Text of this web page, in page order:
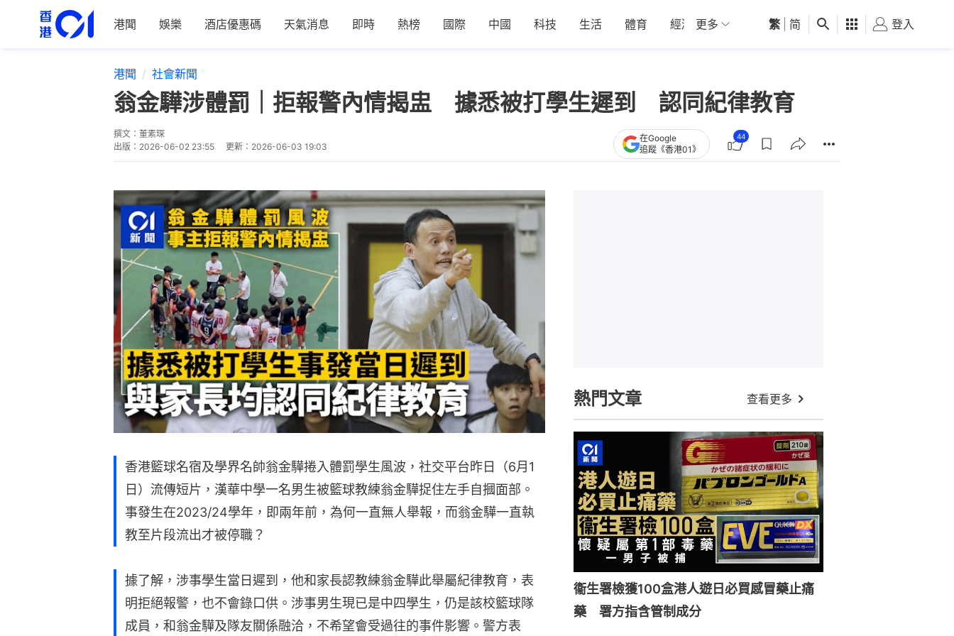
港聞 娛樂 酒店優惠碼 天氣消息 即時 熱榜 國際 中國 科技 生活 體育 經濟 01深圳 觀點 健康 好食玩飛
更多 繁 简 登入
港聞 社會新聞
翁金驊涉體罰｜拒報警內情揭盅 據悉被打學生遲到 認同紀律教育
撰文： 董素琛
出版： 2026-06-02 23:55 更新： 2026-06-03 19:03
在Google
追蹤《香港01》
44
香港籃球名宿及學界名帥翁金驊捲入體罰學生風波，社交平台昨日（6月1
日）流傳短片，漢華中學一名男生被籃球教練翁金驊捉住左手自摑面部。
事發生在2023/24學年，即兩年前，為何一直無人舉報，而翁金驊一直執
教至片段流出才被停職？
據了解，涉事學生當日遲到，他和家長認教練翁金驊此舉屬紀律教育，表
明拒絕報警，也不會錄口供。涉事男生現已是中四學生，仍是該校籃球隊
成員，和翁金驊及隊友關係融洽，不希望會受過往的事件影響。警方表
熱門文章 查看更多
衞生署檢獲100盒港人遊日必買感冒藥止痛
藥 署方指含管制成分